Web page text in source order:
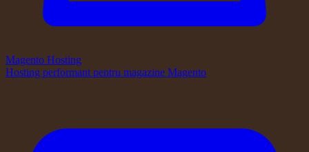
Magento Hosting
Hosting performant pentru magazine Magento